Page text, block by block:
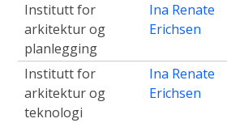
Institutt for
arkitektur og
planlegging
Ina Renate
Erichsen
Institutt for
arkitektur og
teknologi
Ina Renate
Erichsen